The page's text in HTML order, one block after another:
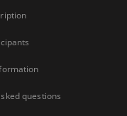
questions